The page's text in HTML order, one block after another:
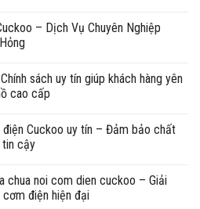
– Dịch Vụ Chuyên Nghiệp
sách uy tín giúp khách hàng yên
cao cấp
Cuckoo uy tín – Đảm bảo chất
cậy
chua noi com dien cuckoo – Giải
điện hiện đại